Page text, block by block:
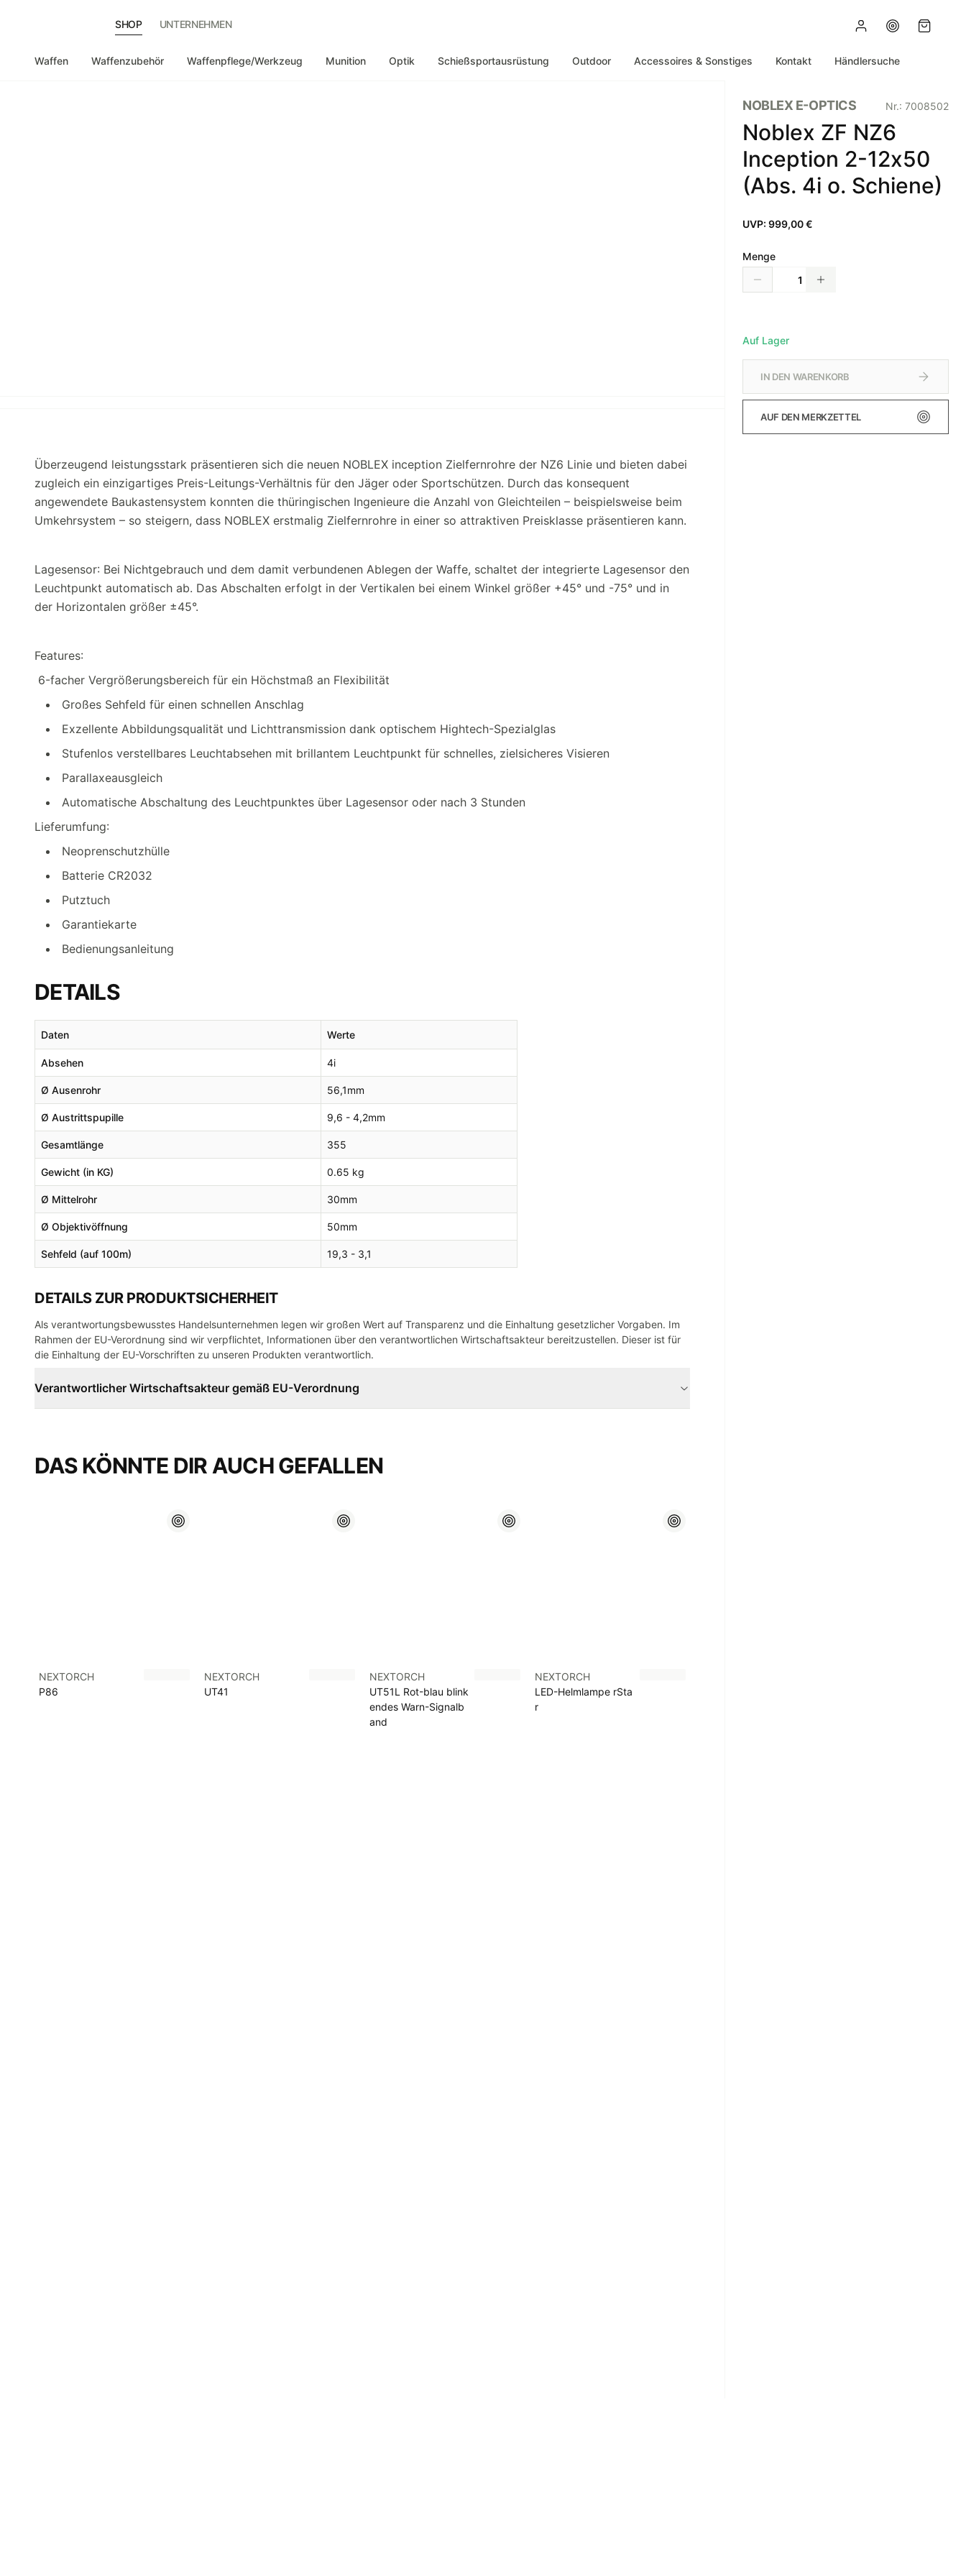
SHOP UNTERNEHMEN
Waffen Waffenzubehör Waffenpflege/Werkzeug Munition Optik Schießsportausrüstung Outdoor Accessoires & Sonstiges Kontakt Händlersuche
Überzeugend leistungsstark präsentieren sich die neuen NOBLEX inception Zielfernrohre der NZ6 Linie und bieten dabei
zugleich ein einzigartiges Preis-Leitungs-Verhältnis für den Jäger oder Sportschützen. Durch das konsequent
angewendete Baukastensystem konnten die thüringischen Ingenieure die Anzahl von Gleichteilen – beispielsweise beim
Umkehrsystem – so steigern, dass NOBLEX erstmalig Zielfernrohre in einer so attraktiven Preisklasse präsentieren kann.
Lagesensor: Bei Nichtgebrauch und dem damit verbundenen Ablegen der Waffe, schaltet der integrierte Lagesensor den
Leuchtpunkt automatisch ab. Das Abschalten erfolgt in der Vertikalen bei einem Winkel größer +45° und -75° und in
der Horizontalen größer ±45°.
Features:
6-facher Vergrößerungsbereich für ein Höchstmaß an Flexibilität
Großes Sehfeld für einen schnellen Anschlag
Exzellente Abbildungsqualität und Lichttransmission dank optischem Hightech-Spezialglas
Stufenlos verstellbares Leuchtabsehen mit brillantem Leuchtpunkt für schnelles, zielsicheres Visieren
Parallaxeausgleich
Automatische Abschaltung des Leuchtpunktes über Lagesensor oder nach 3 Stunden
Lieferumfung:
Neoprenschutzhülle
Batterie CR2032
Putztuch
Garantiekarte
Bedienungsanleitung
DETAILS
Daten Werte
Absehen 4i
Ø Ausenrohr 56,1mm
Ø Austrittspupille 9,6 - 4,2mm
Gesamtlänge 355
Gewicht (in KG) 0.65 kg
Ø Mittelrohr 30mm
Ø Objektivöffnung 50mm
Sehfeld (auf 100m) 19,3 - 3,1
DETAILS ZUR PRODUKTSICHERHEIT
Als verantwortungsbewusstes Handelsunternehmen legen wir großen Wert auf Transparenz und die Einhaltung gesetzlicher Vorgaben. Im
Rahmen der EU-Verordnung sind wir verpflichtet, Informationen über den verantwortlichen Wirtschaftsakteur bereitzustellen. Dieser ist für
die Einhaltung der EU-Vorschriften zu unseren Produkten verantwortlich.
Verantwortlicher Wirtschaftsakteur gemäß EU-Verordnung
DAS KÖNNTE DIR AUCH GEFALLEN
NEXTORCH
P86
NEXTORCH
UT41
NEXTORCH
UT51L Rot-blau blink
endes Warn-Signalb
and
NEXTORCH
LED-Helmlampe rSta
r
NOBLEX E-OPTICS Nr.: 7008502
Noblex ZF NZ6
Inception 2-12x50
(Abs. 4i o. Schiene)
UVP: 999,00 €
Menge
Auf Lager
IN DEN WARENKORB
AUF DEN MERKZETTEL